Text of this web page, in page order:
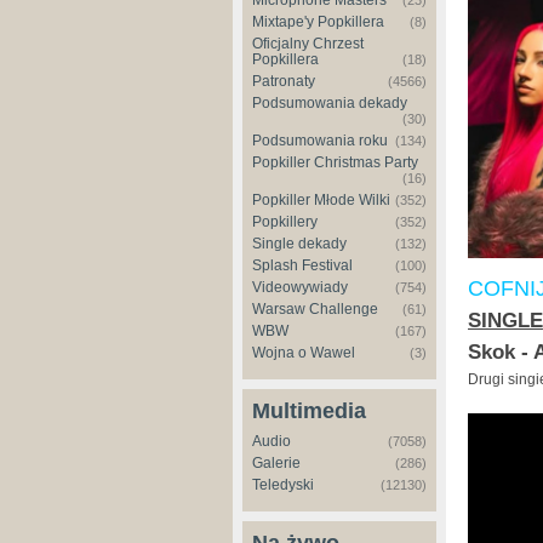
Mixtape'y Popkillera (8)
Oficjalny Chrzest
Popkillera
(18)
Patronaty (4566)
Podsumowania dekady
(30)
Podsumowania roku (134)
Popkiller Christmas Party
(16)
Popkiller Młode Wilki (352)
Popkillery (352)
Single dekady (132)
Splash Festival (100)
Videowywiady (754)
Warsaw Challenge (61)
WBW (167)
Wojna o Wawel (3)
Multimedia
Audio (7058)
Galerie (286)
Teledyski (12130)
SINGLE
Skok -
Drugi